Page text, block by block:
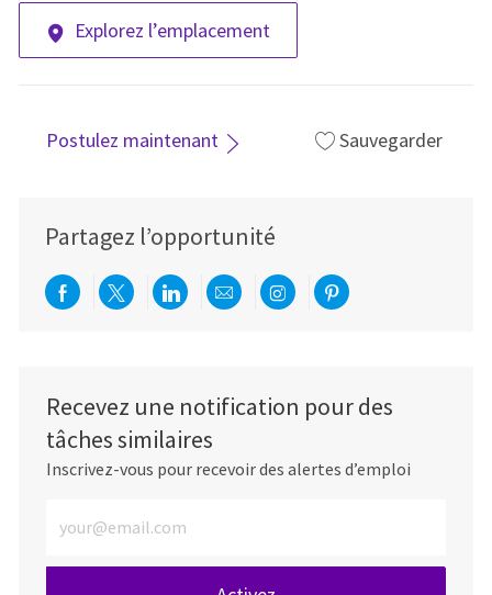
Explorez l’emplacement
Postulez maintenant Sauvegarder
Partagez l’opportunité
Partager via Facebook
Partager via twitter
Partager via LinkedIn
Partager par e-mail
Partager via
Partager via
Recevez une notification pour des
tâches similaires
Inscrivez-vous pour recevoir des alertes d’emploi